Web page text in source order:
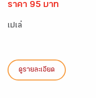
ราคา 95 บาท
เปเล่
ดูรายละเอียด